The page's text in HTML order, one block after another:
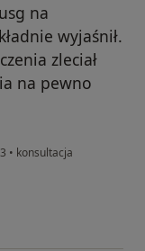
na
wyjaśnił.
zleciał
na pewno
• konsultacja